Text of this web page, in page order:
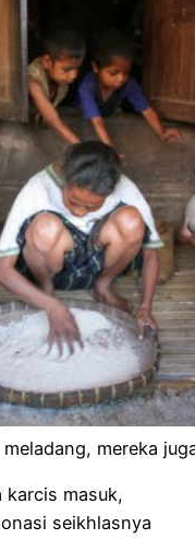
mereka
karcis masuk,
seikhlasnya